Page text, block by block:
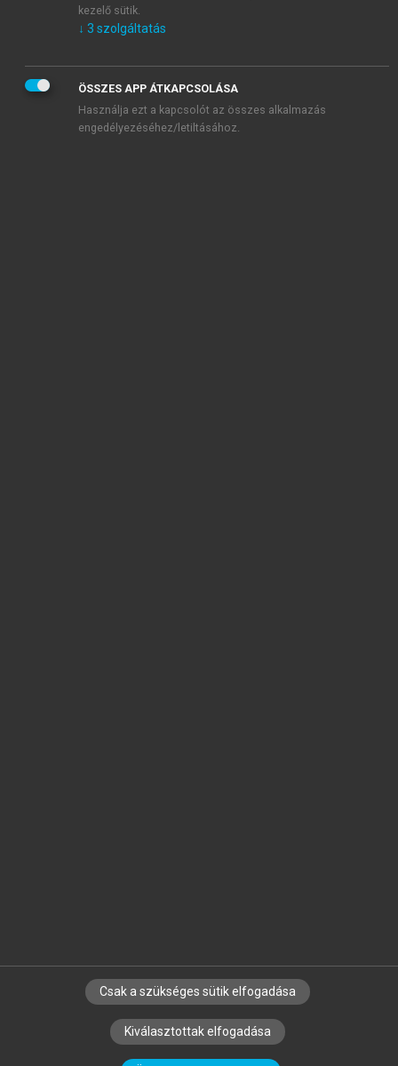
KIPRÓBÁLOM
SZERZŐKNEK CÉGEKNEK KÖNYVTÁROSOKNAK
SZERKESZTÉSI ÉS LEKTORÁLÁSI ALAPELVEK
kezelő sütik.
↓ 3 szolgáltatás
ÖSSZES APP ÁTKAPCSOLÁSA
Használja ezt a kapcsolót az összes alkalmazás
engedélyezéséhez/letiltásához.
Csak a szükséges sütik elfogadása
Kiválasztottak elfogadása